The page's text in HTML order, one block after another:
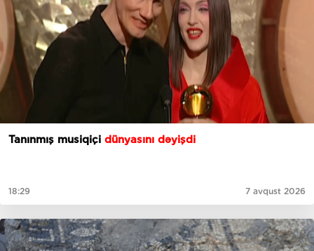
Tanınmış musiqiçi dünyasını dəyişdi
18:29 7 avqust 2026